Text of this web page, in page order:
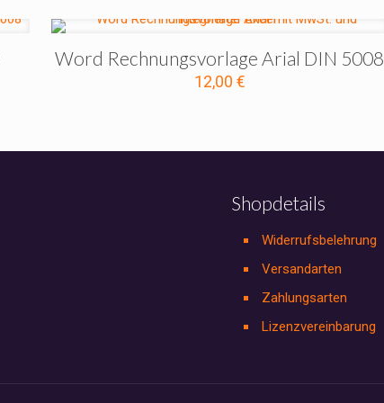
Word Rechnungsvorlage Arial DIN 5008
12,00 €
Shopdetails
Widerrufsbelehrung
Versandarten
Zahlungsarten
Lizenzvereinbarung